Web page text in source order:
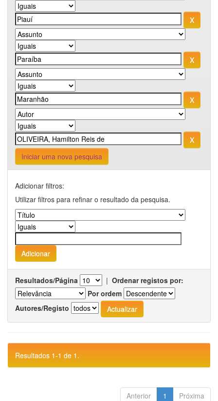
Iniciar uma nova pesquisa
Adicionar filtros:
Utilizar filtros para refinar o resultado da pesquisa.
Resultados/Página | Ordenar registos por:
Por ordem
Autores/Registo
Resultados 1-1 de 1.
Anterior 1 Próxima